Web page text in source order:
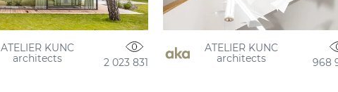
ATELIER KUNC
architects
2 023 831
ATELIER KUNC
architects
968